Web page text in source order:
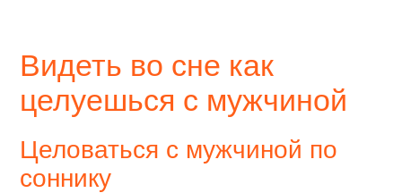
Видеть во сне как
целуешься с мужчиной
Целоваться с мужчиной по
соннику